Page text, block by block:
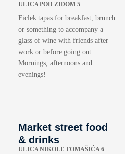
ULICA POD ZIDOM 5
Ficlek tapas for breakfast, brunch
or something to accompany a
glass of wine with friends after
work or before going out.
Mornings, afternoons and
evenings!
Market street food
& drinks
ULICA NIKOLE TOMAŠIĆA 6